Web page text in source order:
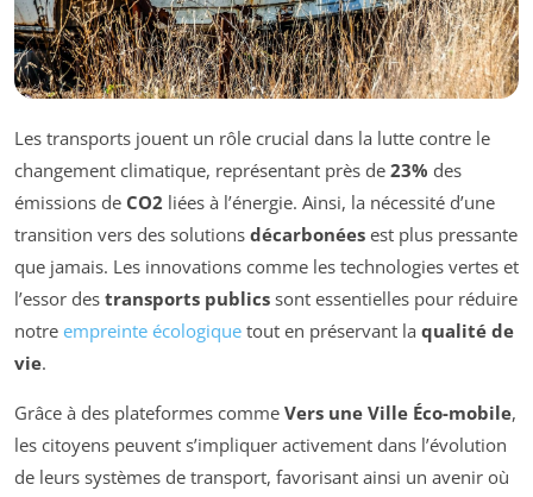
Les transports jouent un rôle crucial dans la lutte contre le
changement climatique, représentant près de 23% des
émissions de CO2 liées à l’énergie. Ainsi, la nécessité d’une
transition vers des solutions décarbonées est plus pressante
que jamais. Les innovations comme les technologies vertes et
l’essor des transports publics sont essentielles pour réduire
notre empreinte écologique tout en préservant la qualité de
vie.
Grâce à des plateformes comme Vers une Ville Éco-mobile,
les citoyens peuvent s’impliquer activement dans l’évolution
de leurs systèmes de transport, favorisant ainsi un avenir où